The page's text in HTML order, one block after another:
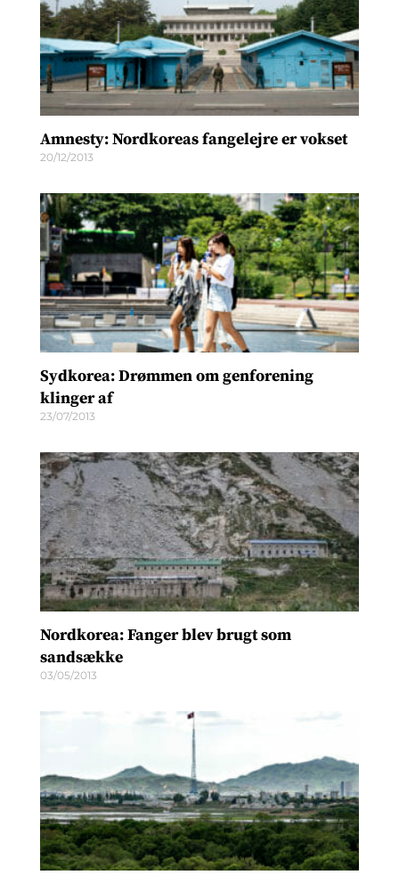
Amnesty: Nordkoreas fangelejre er vokset
20/12/2013
Sydkorea: Drømmen om genforening
klinger af
23/07/2013
Nordkorea: Fanger blev brugt som
sandsække
03/05/2013